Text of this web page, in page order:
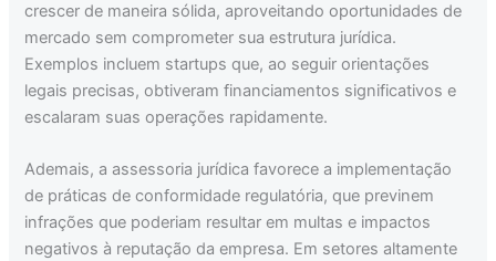
crescer de maneira sólida, aproveitando oportunidades de
mercado sem comprometer sua estrutura jurídica.
Exemplos incluem startups que, ao seguir orientações
legais precisas, obtiveram financiamentos significativos e
escalaram suas operações rapidamente.
Ademais, a assessoria jurídica favorece a implementação
de práticas de conformidade regulatória, que previnem
infrações que poderiam resultar em multas e impactos
negativos à reputação da empresa. Em setores altamente